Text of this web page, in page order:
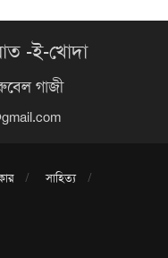
-ই-খোদা
গাজী
সাহিত্য